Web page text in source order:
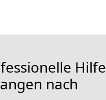
Hilfe
nach